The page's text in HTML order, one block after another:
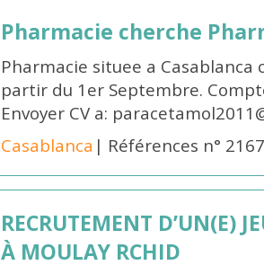
Pharmacie cherche
Pharmacie situee a
partir du 1er Septembre.
Envoyer CV a:
Casablanca | Références n°
RECRUTEMENT D’UN(E)
À MOULAY RCHID